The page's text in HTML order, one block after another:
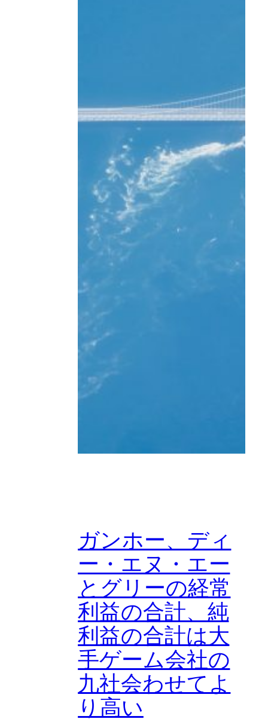
ガンホー、ディ
ー・エヌ・エー
とグリーの経常
利益の合計、純
利益の合計は大
手ゲーム会社の
九社会わせてよ
り高い